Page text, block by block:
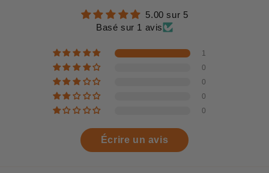
5.00 sur 5
Basé sur 1 avis
1
0
0
0
0
Écrire un avis